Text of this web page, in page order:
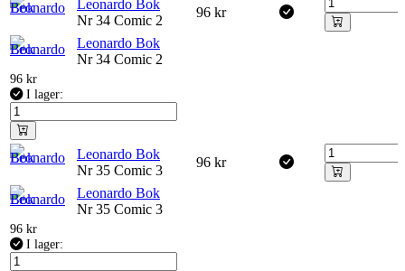
Leonardo Bok
Nr 34 Comic 2
96 kr
Leonardo Bok
Nr 34 Comic 2
96 kr
I lager:
Leonardo Bok
Nr 35 Comic 3
96 kr
Leonardo Bok
Nr 35 Comic 3
96 kr
I lager: